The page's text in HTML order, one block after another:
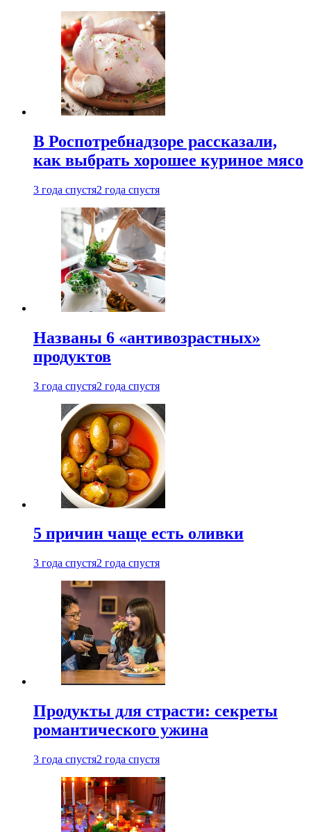
В Роспотребнадзоре рассказали,
как выбрать хорошее куриное мясо
3 года спустя2 года спустя
Названы 6 «антивозрастных»
продуктов
3 года спустя2 года спустя
5 причин чаще есть оливки
3 года спустя2 года спустя
Продукты для страсти: секреты
романтического ужина
3 года спустя2 года спустя